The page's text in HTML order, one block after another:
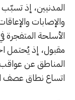
المدنيين، إذ
والإصابات
الأسلحة المتفجرة
مقبول، إذ يُحتمل
المناطق عن
اتساع نطاق عصف